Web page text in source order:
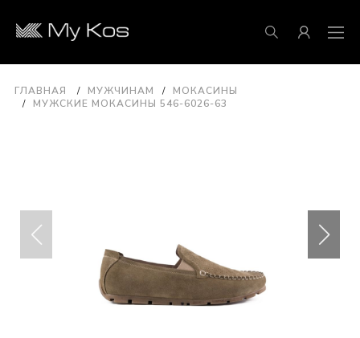
ГЛАВНАЯ МУЖЧИНАМ
МОКАСИНЫ
МУЖСКИЕ МОКАСИНЫ 546-6026-63